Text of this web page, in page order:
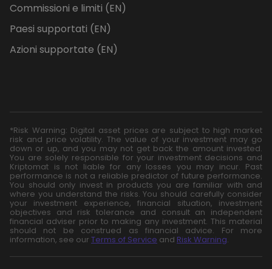
Commissioni e limiti (EN)
Paesi supportati (EN)
Azioni supportate (EN)
*Risk Warning: Digital asset prices are subject to high market
risk and price volatility. The value of your investment may go
down or up, and you may not get back the amount invested.
You are solely responsible for your investment decisions and
Kriptomat is not liable for any losses you may incur. Past
performance is not a reliable predictor of future performance.
You should only invest in products you are familiar with and
where you understand the risks. You should carefully consider
your investment experience, financial situation, investment
objectives and risk tolerance and consult an independent
financial adviser prior to making any investment. This material
should not be construed as financial advice. For more
information, see our Terms of Service and Risk Warning.